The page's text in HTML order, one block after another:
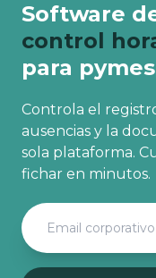
Software
control
para pymes
Controla el
ausencias y la
sola plataforma.
fichar en minutos.